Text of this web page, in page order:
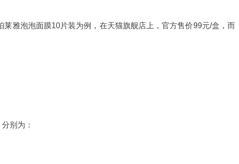
雅泡泡面膜10片装为例，在天猫旗舰店上，官方售价99元/盒，而
别为：